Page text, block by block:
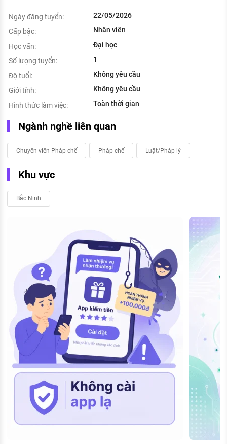
Ngày đăng tuyển:
22/05/2026
Cấp bậc:
Nhân viên
Học vấn:
Đại học
Số lượng tuyển:
1
Độ tuổi:
Không yêu cầu
Giới tính:
Không yêu cầu
Hình thức làm việc:
Toàn thời gian
Ngành nghề liên quan
Chuyên viên Pháp chế Pháp chế Luật/Pháp lý
Khu vực
Bắc Ninh